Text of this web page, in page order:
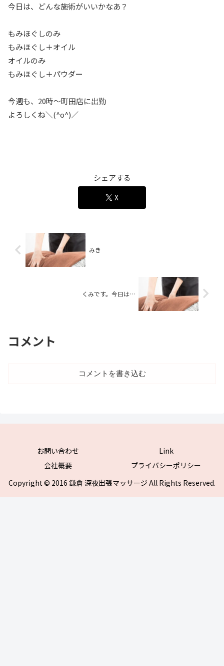
今日は、どんな施術がいいかなあ？
もみほぐしのみ
もみほぐし＋オイル
オイルのみ
もみほぐし＋パウダー
今週も、20時〜町田店に出勤
よろしくね＼(^o^)／
シェアする
X
みき
くみです。今日は…
コメント
コメントを書き込む
お問い合わせ
Link
会社概要
プライバシーポリシー
Copyright © 2016 鎌倉 深夜出張マッサージ All Rights Reserved.